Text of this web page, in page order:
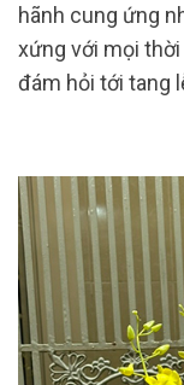
hãnh cung ứng
xứng với mọi
đám hỏi tới tang